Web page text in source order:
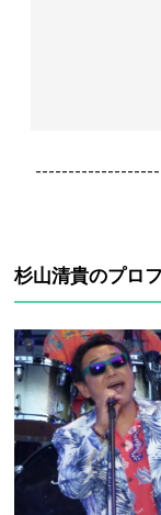
杉山清貴のプロ